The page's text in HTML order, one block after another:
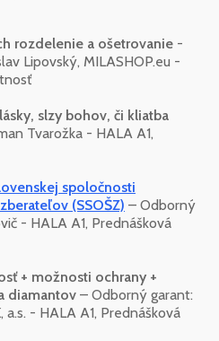
rozdelenie a ošetrovanie -
Lipovský, MILASHOP.eu -
slzy bohov, či kliatba
Tvarožka - HALA A1,
spoločnosti
(SSOŠZ) – Odborný
- HALA A1, Prednášková
+ možnosti ochrany +
diamantov – Odborný garant:
- HALA A1, Prednášková